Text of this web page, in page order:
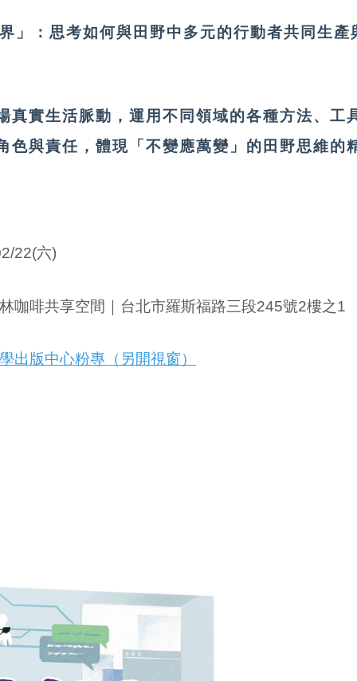
」：思考如何與田野中多元的行動者共同生產
真實生活脈動，運用不同領域的各種方法、工
色與責任，體現「不變應萬變」的田野思維的
22(六)
咖啡共享空間｜台北市羅斯福路三段245號2樓之1
出版中心粉專（另開視窗）